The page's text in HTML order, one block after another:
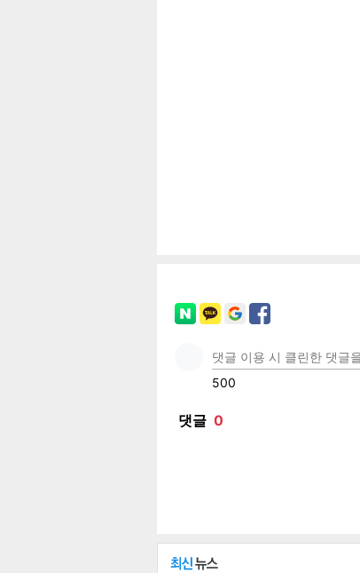
공유 유
트위 카카